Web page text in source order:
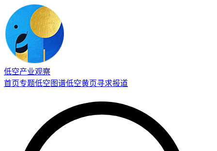
低空产业观察
首页专题低空图谱低空黄页寻求报道